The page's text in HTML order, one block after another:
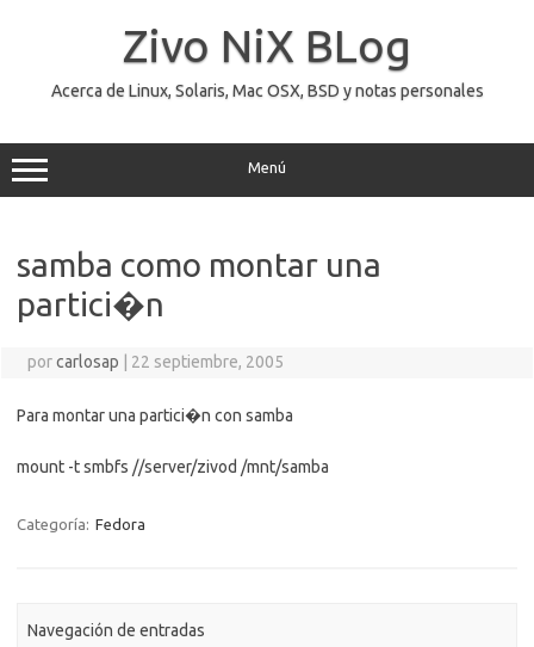
Zivo NiX BLog
Acerca de Linux, Solaris, Mac OSX, BSD y notas personales
Menú
samba como montar una
partici�n
porcarlosap 22 septiembre, 2005
Para montar una partici�n con samba
mount -t smbfs //server/zivod /mnt/samba
Categoría: Fedora
Navegación de entradas